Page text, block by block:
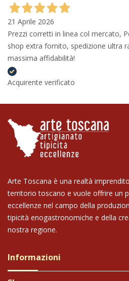
21 Aprile 2026
Prezzi corretti in linea col mercato,
shop extra fornito, spedizione ultra
massima affidabilità!
Acquirente verificato
Arte Toscana è una realtà
territorio toscano e vuole offrire un
eccellenze nel campo della
tipicità enogastronomiche e della
nostra regione.
Informazioni